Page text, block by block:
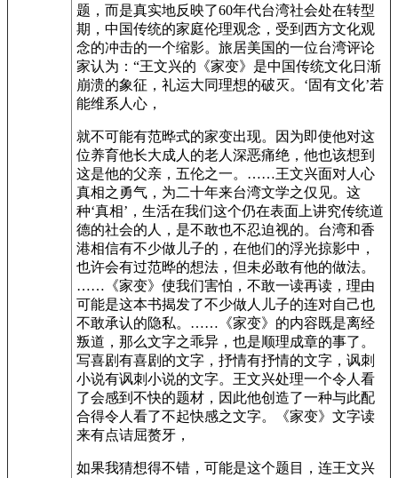
题，而是真实地反映了60年代台湾社会处在转型
期，中国传统的家庭伦理观念，受到西方文化观
念的冲击的一个缩影。旅居美国的一位台湾评论
家认为：“王文兴的《家变》是中国传统文化日渐
崩溃的象征，礼运大同理想的破灭。‘固有文化’若
能维系人心，
就不可能有范晔式的家变出现。因为即使他对这
位养育他长大成人的老人深恶痛绝，他也该想到
这是他的父亲，五伦之一。……王文兴面对人心
真相之勇气，为二十年来台湾文学之仅见。这
种‘真相’，生活在我们这个仍在表面上讲究传统道
德的社会的人，是不敢也不忍迫视的。台湾和香
港相信有不少做儿子的，在他们的浮光掠影中，
也许会有过范晔的想法，但未必敢有他的做法。
……《家变》使我们害怕，不敢一读再读，理由
可能是这本书揭发了不少做人儿子的连对自己也
不敢承认的隐私。……《家变》的内容既是离经
叛道，那么文字之乖异，也是顺理成章的事了。
写喜剧有喜剧的文字，抒情有抒情的文字，讽刺
小说有讽刺小说的文字。王文兴处理一个令人看
了会感到不快的题材，因此他创造了一种与此配
合得令人看了不起快感之文字。《家变》文字读
来有点诘屈赘牙，
如果我猜想得不错，可能是这个题目，连王文兴